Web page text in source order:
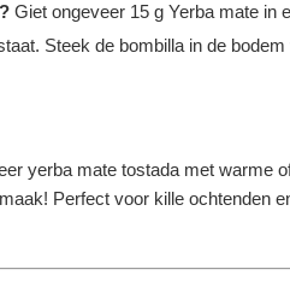
Giet ongeveer 15 g Yerba mate in
Steek de bombilla in de
yerba mate tostada met warme
Perfect voor kille ochtenden